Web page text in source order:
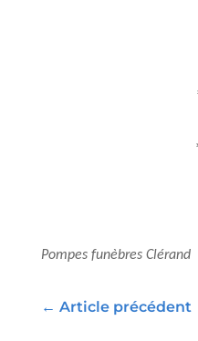
Pompes funèbres Clérand
← Article précédent